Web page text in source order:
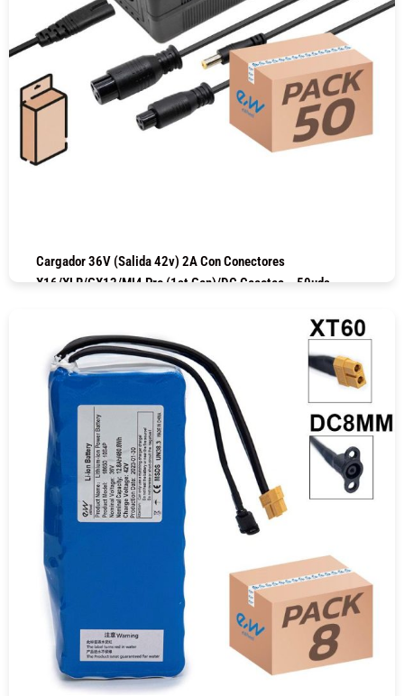
Cargador 36V (salida 42v) 2A Con Conectores
X16/XLR/GX12/MI4 Pro (1st Gen)/DC Cecotec – 50uds